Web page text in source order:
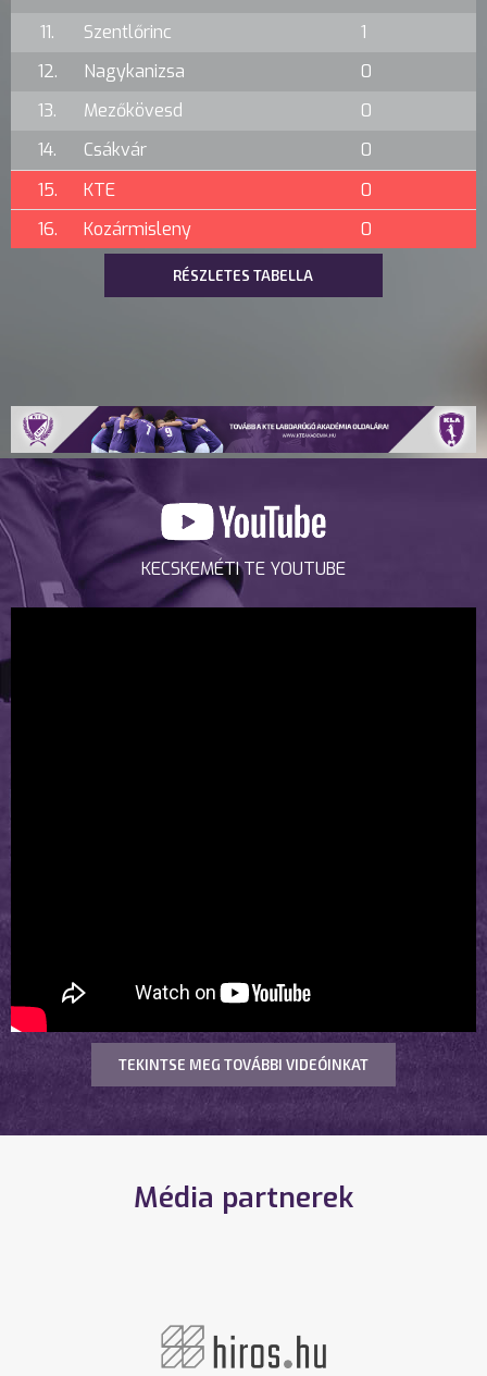
11.
Szentlőrinc
1
12.
Nagykanizsa
0
13.
Mezőkövesd
0
14.
Csákvár
0
15.
KTE
0
16.
Kozármisleny 0
RÉSZLETES TABELLA
KECSKEMÉTI TE YOUTUBE
TEKINTSE MEG TOVÁBBI VIDEÓINKAT
Média partnerek